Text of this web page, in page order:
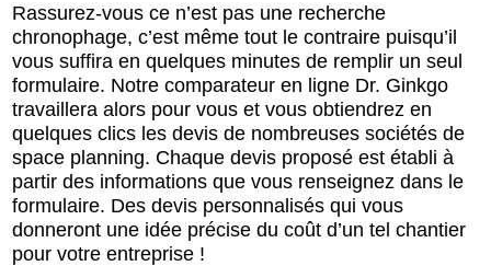
Rassurez-vous ce n’est pas une recherche
chronophage, c’est même tout le contraire puisqu’il
vous suffira en quelques minutes de remplir un seul
formulaire. Notre comparateur en ligne Dr. Ginkgo
travaillera alors pour vous et vous obtiendrez en
quelques clics les devis de nombreuses sociétés de
space planning. Chaque devis proposé est établi à
partir des informations que vous renseignez dans le
formulaire. Des devis personnalisés qui vous
donneront une idée précise du coût d’un tel chantier
pour votre entreprise !